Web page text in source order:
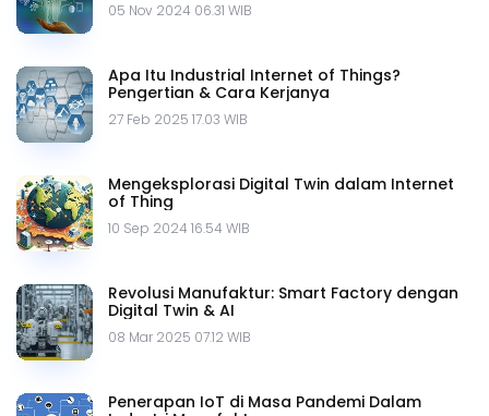
05 Nov 2024 06.31 WIB
Apa Itu Industrial Internet of Things?
Pengertian & Cara Kerjanya
27 Feb 2025 17.03 WIB
Mengeksplorasi Digital Twin dalam Internet
of Thing
10 Sep 2024 16.54 WIB
Revolusi Manufaktur: Smart Factory dengan
Digital Twin & AI
08 Mar 2025 07.12 WIB
Penerapan IoT di Masa Pandemi Dalam